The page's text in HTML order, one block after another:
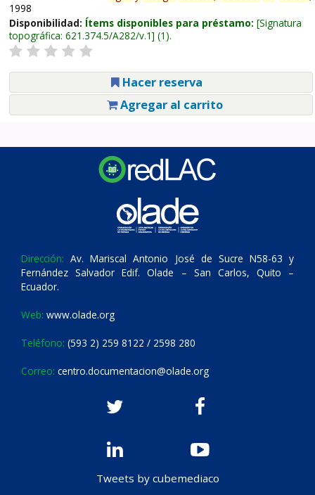
1998
Disponibilidad: Ítems disponibles para préstamo: Signatura
topográfica: 621.374.5/A282/v.1 (1).
Hacer reserva
Agregar al carrito
Dirección: Av. Mariscal Antonio José de Sucre N58-63 y
Fernández Salvador Edif. Olade – San Carlos, Quito –
Ecuador.
Web: www.olade.org
Teléfono: (593 2) 259 8122 / 2598 280
Correo: centro.documentacion@olade.org
Tweets by cubemediaco